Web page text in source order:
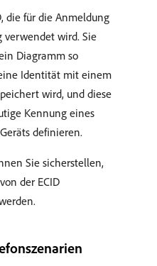
die für die Anmeldung
verwendet wird. Sie
Diagramm so
Identität mit einem
wird, und diese
Kennung eines
definieren.
Sie sicherstellen,
der ECID